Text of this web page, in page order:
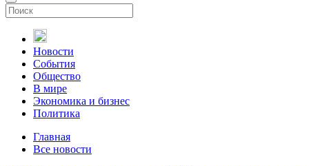
Новости
События
Общество
В мире
Экономика и бизнес
Политика
Главная
Все новости